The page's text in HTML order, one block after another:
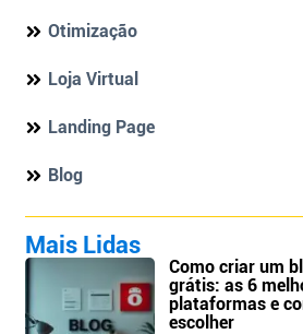
Otimização
Loja Virtual
Landing Page
Blog
Mais Lidas
Como criar um
grátis: as 6
plataformas e
escolher